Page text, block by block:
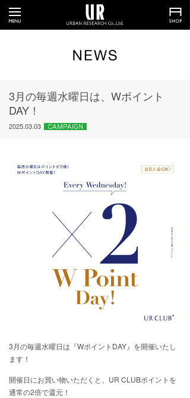
3月の毎週水曜日は、Wポイント
DAY！
2025.03.03
3月の毎週水曜日は『WポイントDAY』を開催いたし
ます！
開催日にお買い物いただくと、UR CLUBポイントを
通常の2倍で還元！